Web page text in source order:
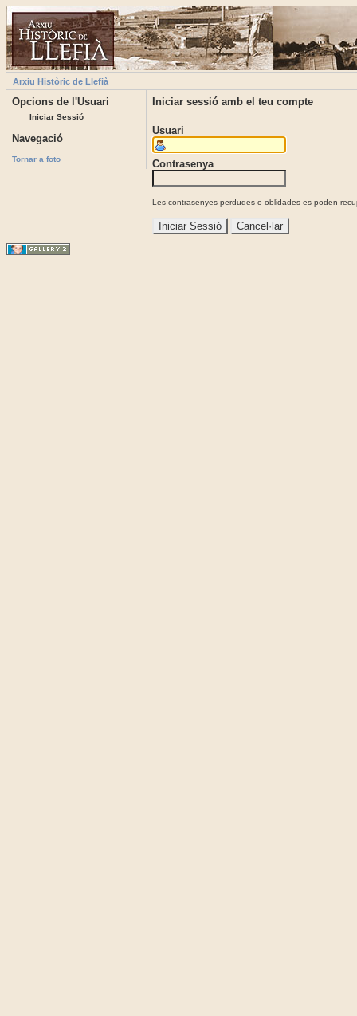
Arxiu Històric de Llefià
Opcions de l'Usuari
Iniciar Sessió
Navegació
Tornar a foto
Iniciar sessió amb el teu compte
Usuari
Contrasenya
Les contrasenyes perdudes o oblidades es poden